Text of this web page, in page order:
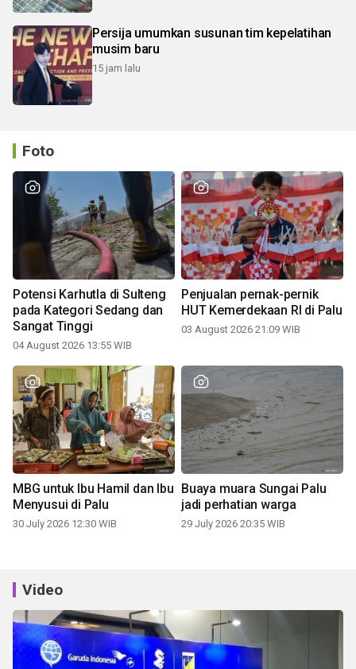
Persija umumkan susunan tim kepelatihan
musim baru
15 jam lalu
Foto
Potensi Karhutla di Sulteng
pada Kategori Sedang dan
Sangat Tinggi
04 August 2026 13:55 WIB
Penjualan pernak-pernik
HUT Kemerdekaan RI di Palu
03 August 2026 21:09 WIB
MBG untuk Ibu Hamil dan Ibu
Menyusui di Palu
30 July 2026 12:30 WIB
Buaya muara Sungai Palu
jadi perhatian warga
29 July 2026 20:35 WIB
Video